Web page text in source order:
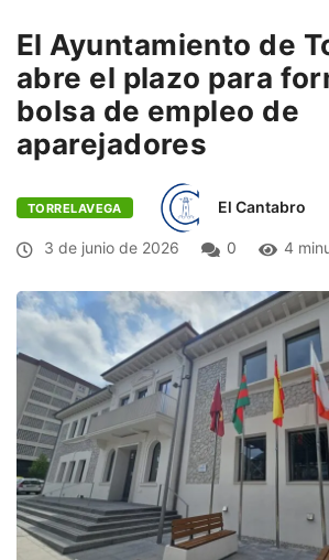
El Ayuntamiento de
abre el plazo para
bolsa de empleo de
aparejadores
TORRELAVEGA El Cantabro
3 de junio de 2026 0 4